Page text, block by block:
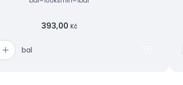
393,00 Kč
bal